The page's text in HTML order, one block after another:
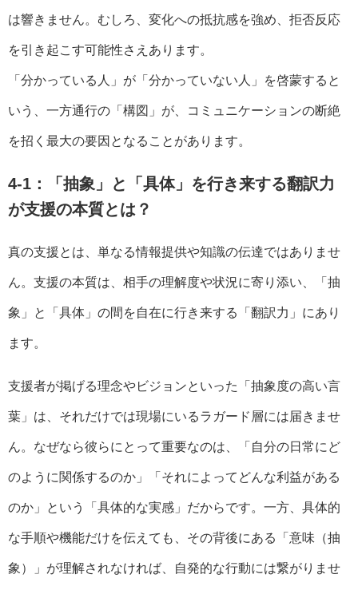
は響きません。むしろ、変化への抵抗感を強め、拒否反応
を引き起こす可能性さえあります。
「分かっている人」が「分かっていない人」を啓蒙すると
いう、一方通行の「構図」が、コミュニケーションの断絶
を招く最大の要因となることがあります。
4-1：「抽象」と「具体」を行き来する翻訳力
が支援の本質とは？
真の支援とは、単なる情報提供や知識の伝達ではありませ
ん。支援の本質は、相手の理解度や状況に寄り添い、「抽
象」と「具体」の間を自在に行き来する「翻訳力」にあり
ます。
支援者が掲げる理念やビジョンといった「抽象度の高い言
葉」は、それだけでは現場にいるラガード層には届きませ
ん。なぜなら彼らにとって重要なのは、「自分の日常にど
のように関係するのか」「それによってどんな利益がある
のか」という「具体的な実感」だからです。一方、具体的
な手順や機能だけを伝えても、その背後にある「意味（抽
象）」が理解されなければ、自発的な行動には繋がりませ